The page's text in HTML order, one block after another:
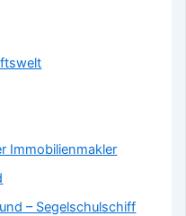
Immobilienmakler
– Segelschulschiff